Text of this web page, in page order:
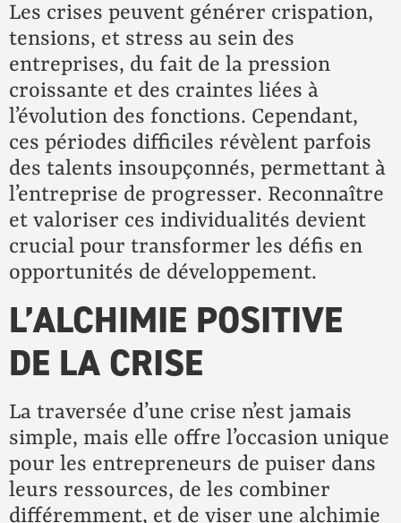
Les crises peuvent générer crispation,
tensions, et stress au sein des
entreprises, du fait de la pression
croissante et des craintes liées à
l’évolution des fonctions. Cependant,
ces périodes difficiles révèlent parfois
des talents insoupçonnés, permettant à
l’entreprise de progresser. Reconnaître
et valoriser ces individualités devient
crucial pour transformer les défis en
opportunités de développement.
L’ALCHIMIE POSITIVE
DE LA CRISE
La traversée d’une crise n’est jamais
simple, mais elle offre l’occasion unique
pour les entrepreneurs de puiser dans
leurs ressources, de les combiner
différemment, et de viser une alchimie